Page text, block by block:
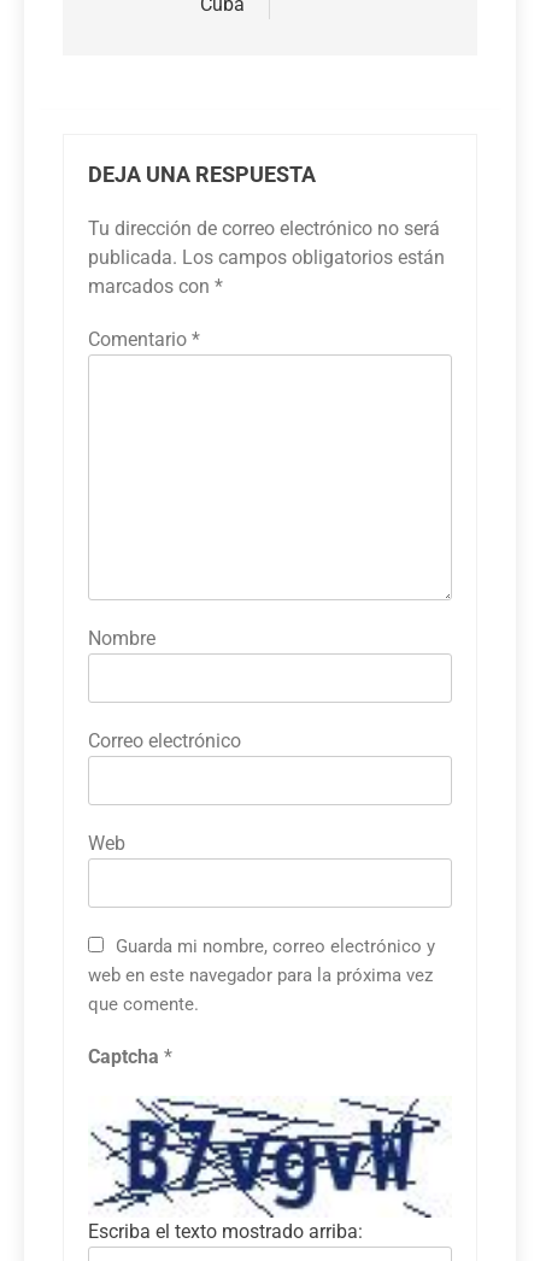
Cuba
DEJA UNA RESPUESTA
Tu dirección de correo electrónico no será
publicada. Los campos obligatorios están
marcados con *
Comentario *
Nombre
Correo electrónico
Web
Guarda mi nombre, correo electrónico y
web en este navegador para la próxima vez
que comente.
Captcha *
Escriba el texto mostrado arriba: